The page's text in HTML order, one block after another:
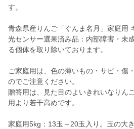
す。
青森県産りんご「ぐんま名月」家庭用
光センサー選果済み品：内部障害・未
る個体を取り除いております。
ご家庭用は、色の薄いもの・サビ・傷
のでご注意ください。
贈答用は、見た目のよいきれいなりん
用より若干高めです。
家庭用5kg：13玉～20玉入り。玉の大